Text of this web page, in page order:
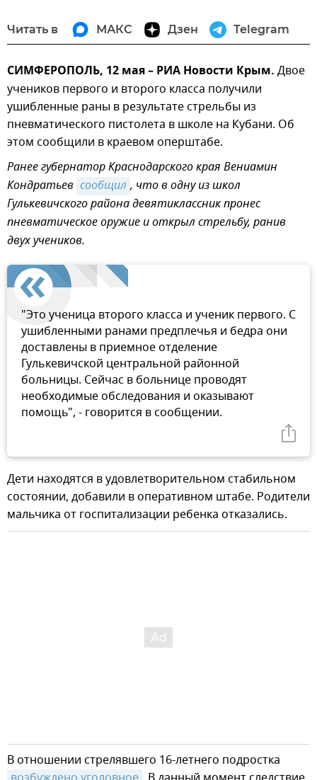
Читать в МАКС Дзен Telegram
СИМФЕРОПОЛЬ, 12 мая – РИА Новости Крым. Двое
учеников первого и второго класса получили
ушибленные раны в результате стрельбы из
пневматического пистолета в школе на Кубани. Об
этом сообщили в краевом оперштабе.
Ранее губернатор Краснодарского края Вениамин
Кондратьев сообщил , что в одну из школ
Гулькевичского района девятиклассник пронес
пневматическое оружие и открыл стрельбу, ранив
двух учеников.
"Это ученица второго класса и ученик первого. С
ушибленными ранами предплечья и бедра они
доставлены в приемное отделение
Гулькевичской центральной районной
больницы. Сейчас в больнице проводят
необходимые обследования и оказывают
помощь", - говорится в сообщении.
Дети находятся в удовлетворительном стабильном
состоянии, добавили в оперативном штабе. Родители
мальчика от госпитализации ребенка отказались.
В отношении стрелявшего 16-летнего подростка